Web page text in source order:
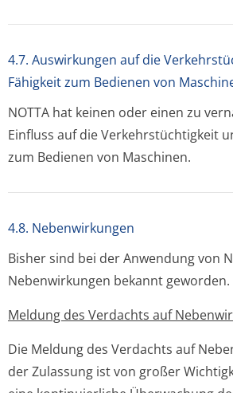
4.7. Auswirkungen auf die
Fähigkeit zum Bedienen von
NOTTA hat keinen oder einen zu
Einfluss auf die Verkehrstüchtigkeit
zum Bedienen von Maschinen.
4.8. Nebenwirkungen
Bisher sind bei der Anwendung von
Nebenwirkungen bekannt geworden.
Meldung des Verdachts auf
Die Meldung des Verdachts auf
der Zulassung ist von großer